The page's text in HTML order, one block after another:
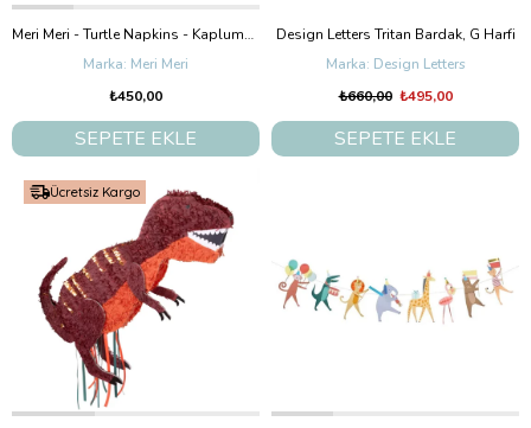
Meri Meri - Turtle Napkins - Kaplumbağa Peçeteler - 16'Lı
Meri Meri
₺450,00
SEPETE EKLE
Design Letters Tritan Bardak, G Harfi
Design Letters
₺495,00
₺660,00
SEPETE EKLE
Ücretsiz Kargo